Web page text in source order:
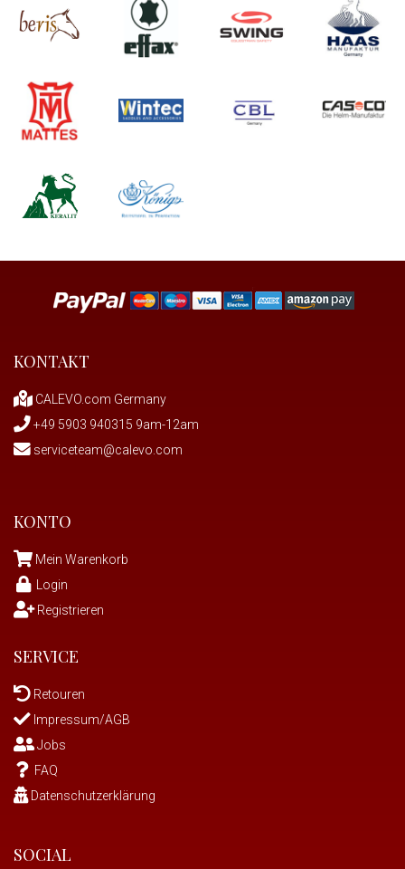
KONTAKT
CALEVO.com Germany
+49 5903 940315 9am-12am
serviceteam@calevo.com
KONTO
Mein Warenkorb
Login
Registrieren
SERVICE
Retouren
Impressum/AGB
Jobs
FAQ
Datenschutzerklärung
SOCIAL